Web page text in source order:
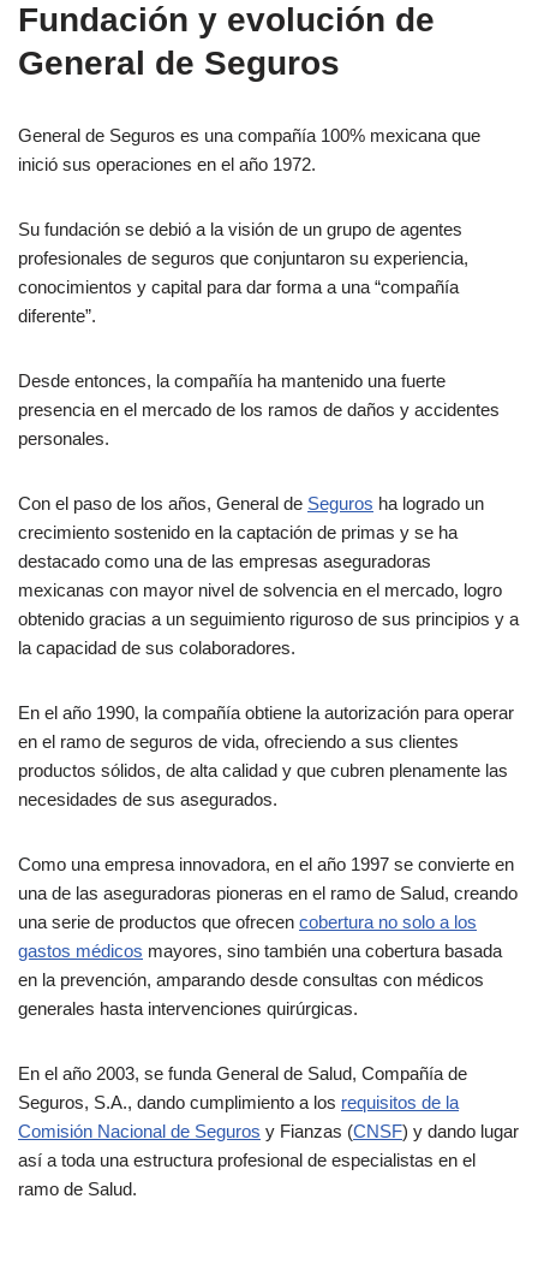
Fundación y evolución de
General de Seguros
General de Seguros es una compañía 100% mexicana que
inició sus operaciones en el año 1972.
Su fundación se debió a la visión de un grupo de agentes
profesionales de seguros que conjuntaron su experiencia,
conocimientos y capital para dar forma a una “compañía
diferente”.
Desde entonces, la compañía ha mantenido una fuerte
presencia en el mercado de los ramos de daños y accidentes
personales.
Con el paso de los años, General de Seguros ha logrado un
crecimiento sostenido en la captación de primas y se ha
destacado como una de las empresas aseguradoras
mexicanas con mayor nivel de solvencia en el mercado, logro
obtenido gracias a un seguimiento riguroso de sus principios y a
la capacidad de sus colaboradores.
En el año 1990, la compañía obtiene la autorización para operar
en el ramo de seguros de vida, ofreciendo a sus clientes
productos sólidos, de alta calidad y que cubren plenamente las
necesidades de sus asegurados.
Como una empresa innovadora, en el año 1997 se convierte en
una de las aseguradoras pioneras en el ramo de Salud, creando
una serie de productos que ofrecen cobertura no solo a los
gastos médicos mayores, sino también una cobertura basada
en la prevención, amparando desde consultas con médicos
generales hasta intervenciones quirúrgicas.
En el año 2003, se funda General de Salud, Compañía de
Seguros, S.A., dando cumplimiento a los requisitos de la
Comisión Nacional de Seguros y Fianzas (CNSF) y dando lugar
así a toda una estructura profesional de especialistas en el
ramo de Salud.